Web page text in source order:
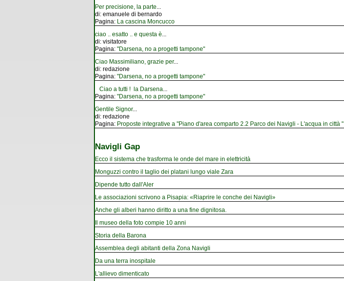
Per precisione, la parte...
di: emanuele di bernardo
Pagina: La cascina Moncucco
ciao .. esatto .. e questa è...
di: visitatore
Pagina: "Darsena, no a progetti tampone"
Ciao Massimiliano, grazie per...
di: redazione
Pagina: "Darsena, no a progetti tampone"
Ciao a tutti ! la Darsena...
Pagina: "Darsena, no a progetti tampone"
Gentile Signor...
di: redazione
Pagina: Proposte integrative a "Piano d'area comparto 2.2 Parco dei Navigli - L'acqua in città "
Navigli Gap
Ecco il sistema che trasforma le onde del mare in elettricità
Monguzzi contro il taglio dei platani lungo viale Zara
Dipende tutto dall'Aler
Le associazioni scrivono a Pisapia: «Riaprire le conche dei Navigli»
Anche gli alberi hanno diritto a una fine dignitosa.
Il museo della foto compie 10 anni
Storia della Barona
Assemblea degli abitanti della Zona Navigli
Da una terra inospitale
L'allievo dimenticato